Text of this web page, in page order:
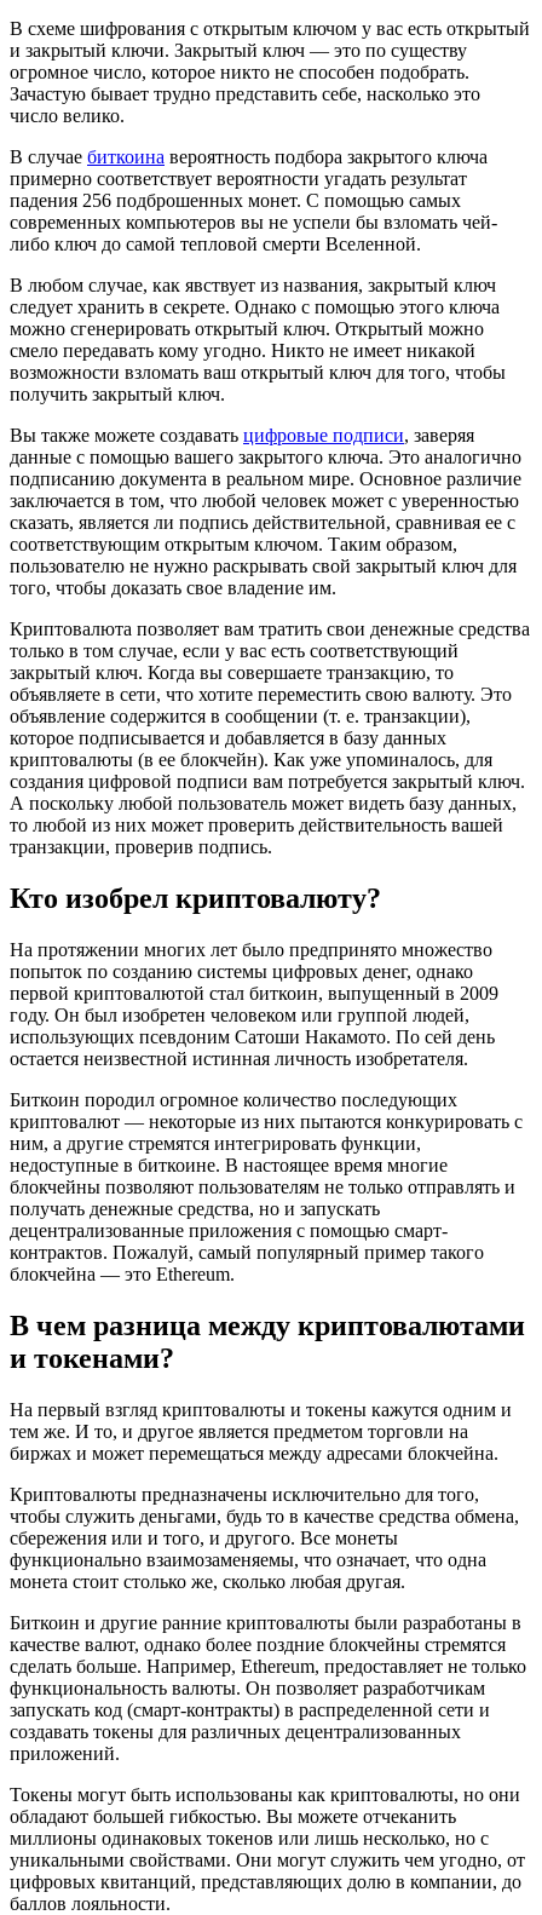
В схеме шифрования с открытым ключом у вас есть открытый
и закрытый ключи. Закрытый ключ — это по существу
огромное число, которое никто не способен подобрать.
Зачастую бывает трудно представить себе, насколько это
число велико.
В случае биткоина вероятность подбора закрытого ключа
примерно соответствует вероятности угадать результат
падения 256 подброшенных монет. С помощью самых
современных компьютеров вы не успели бы взломать чей-
либо ключ до самой тепловой смерти Вселенной.
В любом случае, как явствует из названия, закрытый ключ
следует хранить в секрете. Однако с помощью этого ключа
можно сгенерировать открытый ключ. Открытый можно
смело передавать кому угодно. Никто не имеет никакой
возможности взломать ваш открытый ключ для того, чтобы
получить закрытый ключ.
Вы также можете создавать цифровые подписи, заверяя
данные с помощью вашего закрытого ключа. Это аналогично
подписанию документа в реальном мире. Основное различие
заключается в том, что любой человек может с уверенностью
сказать, является ли подпись действительной, сравнивая ее с
соответствующим открытым ключом. Таким образом,
пользователю не нужно раскрывать свой закрытый ключ для
того, чтобы доказать свое владение им.
Криптовалюта позволяет вам тратить свои денежные средства
только в том случае, если у вас есть соответствующий
закрытый ключ. Когда вы совершаете транзакцию, то
объявляете в сети, что хотите переместить свою валюту. Это
объявление содержится в сообщении (т. е. транзакции),
которое подписывается и добавляется в базу данных
криптовалюты (в ее блокчейн). Как уже упоминалось, для
создания цифровой подписи вам потребуется закрытый ключ.
А поскольку любой пользователь может видеть базу данных,
то любой из них может проверить действительность вашей
транзакции, проверив подпись.
Кто изобрел криптовалюту?
На протяжении многих лет было предпринято множество
попыток по созданию системы цифровых денег, однако
первой криптовалютой стал биткоин, выпущенный в 2009
году. Он был изобретен человеком или группой людей,
использующих псевдоним Сатоши Накамото. По сей день
остается неизвестной истинная личность изобретателя.
Биткоин породил огромное количество последующих
криптовалют — некоторые из них пытаются конкурировать с
ним, а другие стремятся интегрировать функции,
недоступные в биткоине. В настоящее время многие
блокчейны позволяют пользователям не только отправлять и
получать денежные средства, но и запускать
децентрализованные приложения с помощью смарт-
контрактов. Пожалуй, самый популярный пример такого
блокчейна — это Ethereum.
В чем разница между криптовалютами
и токенами?
На первый взгляд криптовалюты и токены кажутся одним и
тем же. И то, и другое является предметом торговли на
биржах и может перемещаться между адресами блокчейна.
Криптовалюты предназначены исключительно для того,
чтобы служить деньгами, будь то в качестве средства обмена,
сбережения или и того, и другого. Все монеты
функционально взаимозаменяемы, что означает, что одна
монета стоит столько же, сколько любая другая.
Биткоин и другие ранние криптовалюты были разработаны в
качестве валют, однако более поздние блокчейны стремятся
сделать больше. Например, Ethereum, предоставляет не только
функциональность валюты. Он позволяет разработчикам
запускать код (смарт-контракты) в распределенной сети и
создавать токены для различных децентрализованных
приложений.
Токены могут быть использованы как криптовалюты, но они
обладают большей гибкостью. Вы можете отчеканить
миллионы одинаковых токенов или лишь несколько, но с
уникальными свойствами. Они могут служить чем угодно, от
цифровых квитанций, представляющих долю в компании, до
баллов лояльности.